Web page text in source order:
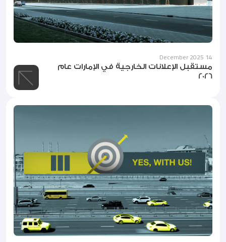
14 December 2025
مستقبل الإعلانات الخارجية في الإمارات عام
2026